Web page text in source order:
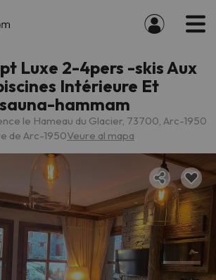
Luxe 2-4pers -skis Aux
Intérieure Et
hammam
le Hameau du Glacier, 73700, Arc-1950
de Arc-1950Veure al mapa